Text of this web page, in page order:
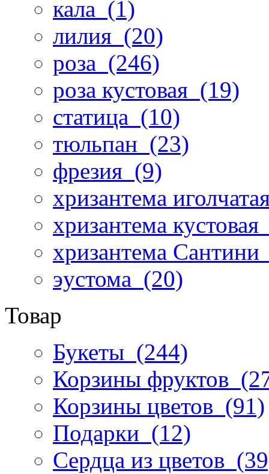
кала (1)
лилия (20)
роза (246)
роза кустовая (19)
статица (10)
тюльпан (23)
фрезия (9)
хризантема
хризантема кустовая
хризантема Сантини
эустома (20)
Товар
Букеты (244)
Корзины фруктов
Корзины цветов (91)
Подарки (12)
Сердца из цветов